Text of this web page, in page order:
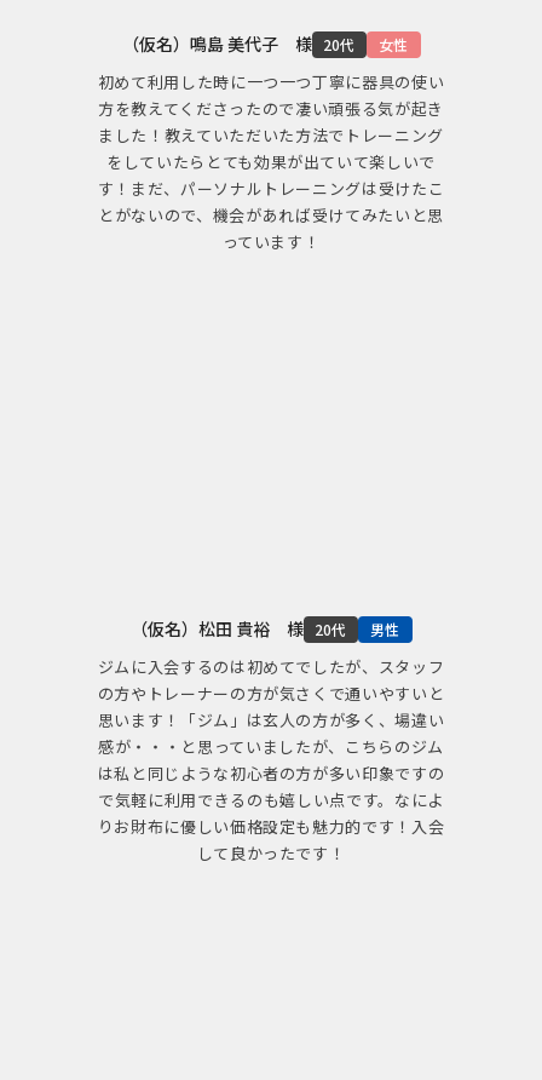
（仮名）鳴島 美代子 様 20代 女性
初めて利用した時に一つ一つ丁寧に器具の使い
方を教えてくださったので凄い頑張る気が起き
ました！教えていただいた方法でトレーニング
をしていたらとても効果が出ていて楽しいで
す！まだ、パーソナルトレーニングは受けたこ
とがないので、機会があれば受けてみたいと思
っています！
（仮名）松田 貴裕 様 20代 男性
ジムに入会するのは初めてでしたが、スタッフ
の方やトレーナーの方が気さくで通いやすいと
思います！「ジム」は玄人の方が多く、場違い
感が・・・と思っていましたが、こちらのジム
は私と同じような初心者の方が多い印象ですの
で気軽に利用できるのも嬉しい点です。なによ
りお財布に優しい価格設定も魅力的です！入会
して良かったです！